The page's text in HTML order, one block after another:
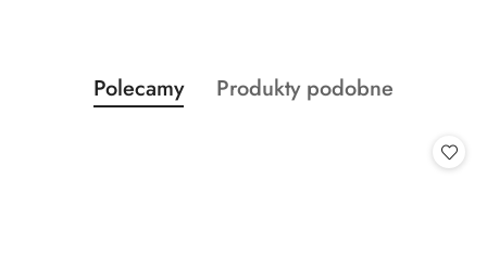
Pomiń karuzelę produktów
Produkty
o
Polecamy
Produkty
Produkty podobne